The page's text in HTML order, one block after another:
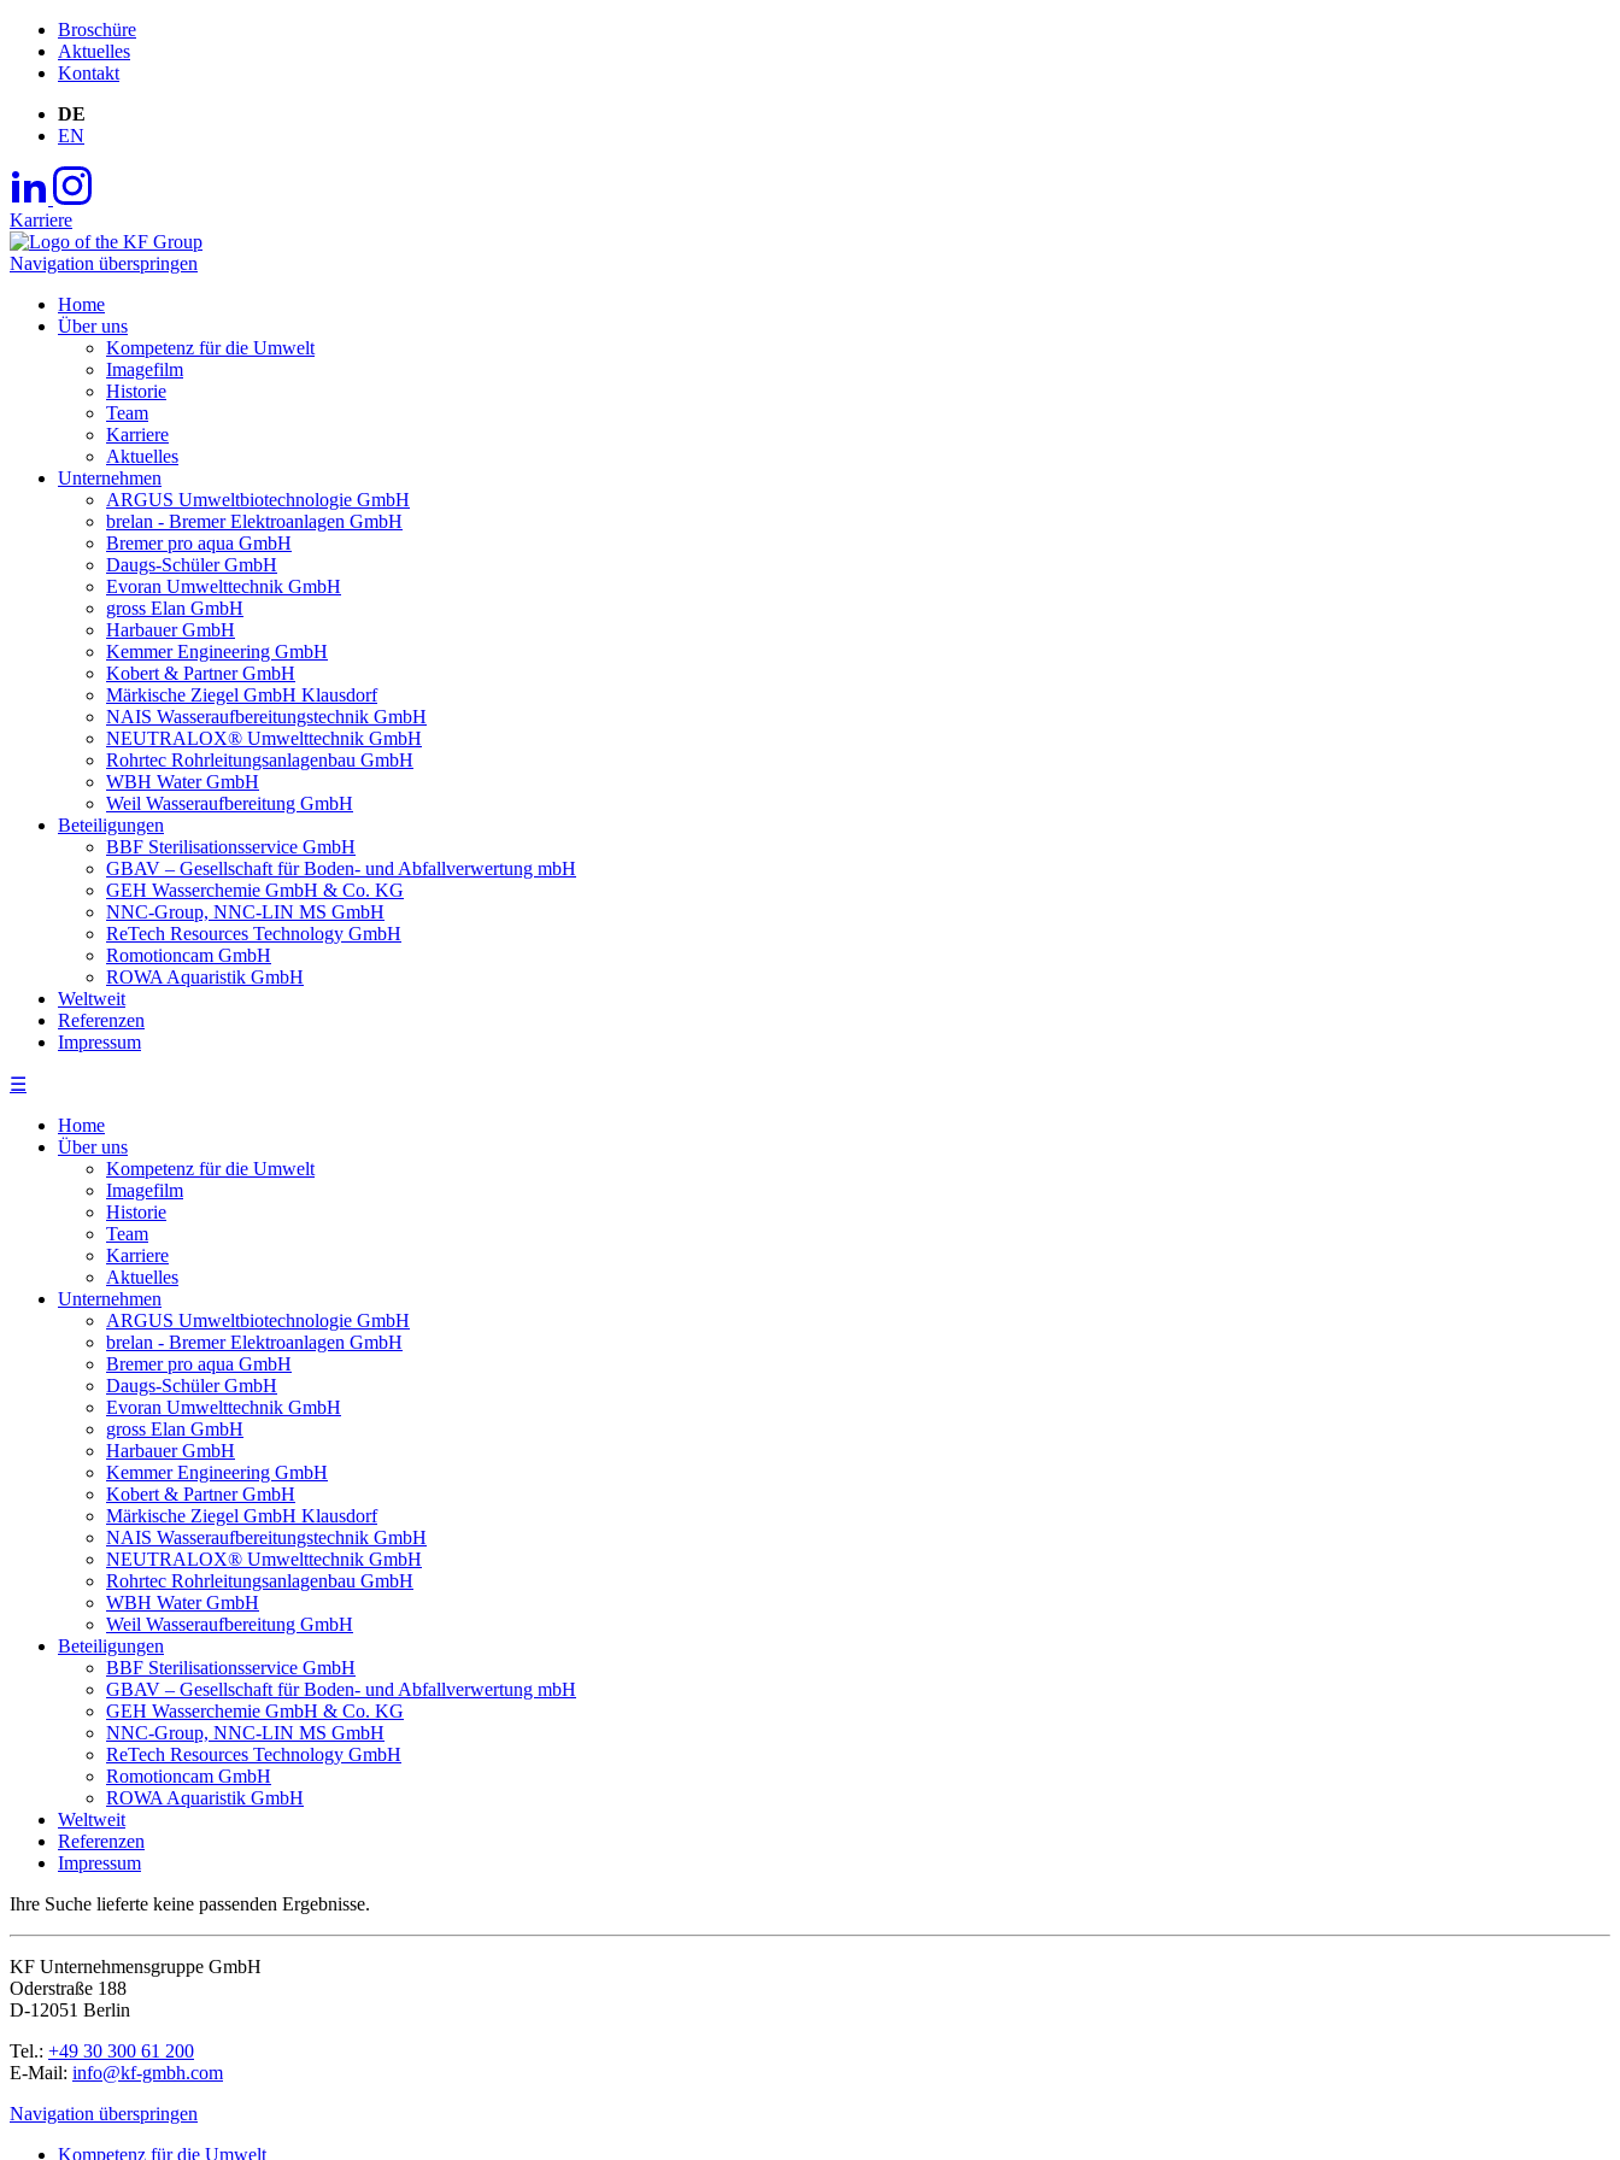
Broschüre
Aktuelles
Kontakt
DE
EN
Karriere
Navigation überspringen
Home
Über uns
Kompetenz für die Umwelt
Imagefilm
Historie
Team
Karriere
Aktuelles
Unternehmen
ARGUS Umweltbiotechnologie GmbH
brelan - Bremer Elektroanlagen GmbH
Bremer pro aqua GmbH
Daugs-Schüler GmbH
Evoran Umwelt­technik GmbH
gross Elan GmbH
Harbauer GmbH
Kemmer Engineering GmbH
Kobert & Partner GmbH
Märkische Ziegel GmbH Klausdorf
NAIS Wasseraufbereitungstechnik GmbH
NEUTRALOX® Umwelttechnik GmbH
Rohrtec Rohrleitungsanlagenbau GmbH
WBH Water GmbH
Weil Wasseraufbereitung GmbH
Beteiligungen
BBF Sterilisationsservice GmbH
GBAV – Gesellschaft für Boden- und Abfallverwertung mbH
GEH Wasserchemie GmbH & Co. KG
NNC-Group, NNC-LIN MS GmbH
ReTech Resources Technology GmbH
Romotioncam GmbH
ROWA Aquaristik GmbH
Weltweit
Referenzen
Impressum
☰
Home
Über uns
Kompetenz für die Umwelt
Imagefilm
Historie
Team
Karriere
Aktuelles
Unternehmen
ARGUS Umweltbiotechnologie GmbH
brelan - Bremer Elektroanlagen GmbH
Bremer pro aqua GmbH
Daugs-Schüler GmbH
Evoran Umwelt­technik GmbH
gross Elan GmbH
Harbauer GmbH
Kemmer Engineering GmbH
Kobert & Partner GmbH
Märkische Ziegel GmbH Klausdorf
NAIS Wasseraufbereitungstechnik GmbH
NEUTRALOX® Umwelttechnik GmbH
Rohrtec Rohrleitungsanlagenbau GmbH
WBH Water GmbH
Weil Wasseraufbereitung GmbH
Beteiligungen
BBF Sterilisationsservice GmbH
GBAV – Gesellschaft für Boden- und Abfallverwertung mbH
GEH Wasserchemie GmbH & Co. KG
NNC-Group, NNC-LIN MS GmbH
ReTech Resources Technology GmbH
Romotioncam GmbH
ROWA Aquaristik GmbH
Weltweit
Referenzen
Impressum
Ihre Suche lieferte keine passenden Ergebnisse.
KF Unternehmensgruppe GmbH
Oderstraße 188
D-12051 Berlin
Tel.: +49 30 300 61 200
E-Mail: info@kf-gmbh.com
Navigation überspringen
Kompetenz für die Umwelt